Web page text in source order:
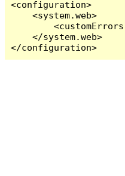
<configuration>
    <system.web>
    </system.web>
</configuration>